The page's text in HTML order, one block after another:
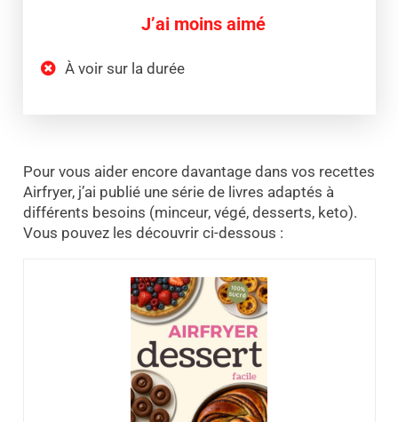
J’ai moins aimé
À voir sur la durée
Pour vous aider encore davantage dans vos recettes
Airfryer, j’ai publié une série de livres adaptés à
différents besoins (minceur, végé, desserts, keto).
Vous pouvez les découvrir ci-dessous :